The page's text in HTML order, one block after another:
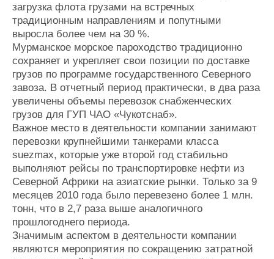
загрузка флота грузами на встречных
традиционным направлениям и попутными
выросла более чем на 30 %.
Мурманское морское пароходство традиционно
сохраняет и укрепляет свои позиции по доставке
грузов по программе государственного Северного
завоза. В отчетный период практически, в два раза
увеличены объемы перевозок снабженческих
грузов для ГУП ЧАО «Чукотснаб».
Важное место в деятельности компании занимают
перевозки крупнейшими танкерами класса
suezmax, которые уже второй год стабильно
выполняют рейсы по транспортировке нефти из
Северной Африки на азиатские рынки. Только за 9
месяцев 2010 года было перевезено более 1 млн.
тонн, что в 2,7 раза выше аналогичного
прошлогоднего периода.
Значимым аспектом в деятельности компании
являются мероприятия по сокращению затратной